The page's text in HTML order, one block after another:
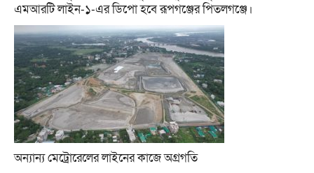
এমআরটি লাইন-১-এর ডিপো হবে রূপগঞ্জের পিতলগঞ্জে।
অন্যান্য মেট্রোরেলের লাইনের কাজে অগ্রগতি